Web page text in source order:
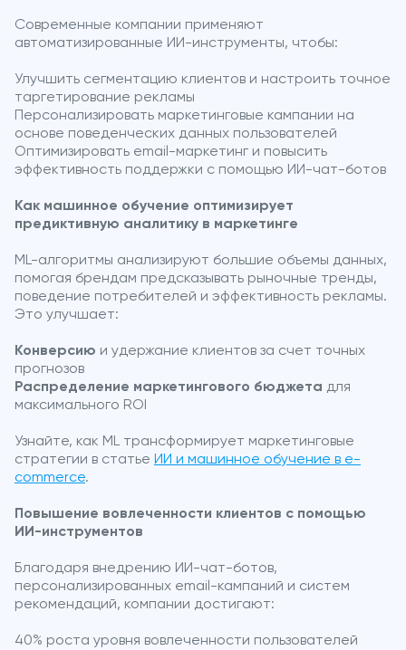
Современные компании применяют
автоматизированные ИИ-инструменты, чтобы:
Улучшить сегментацию клиентов и настроить точное
таргетирование рекламы
Персонализировать маркетинговые кампании на
основе поведенческих данных пользователей
Оптимизировать email-маркетинг и повысить
эффективность поддержки с помощью ИИ-чат-ботов
Как машинное обучение оптимизирует
предиктивную аналитику в маркетинге
ML-алгоритмы анализируют большие объемы данных,
помогая брендам предсказывать рыночные тренды,
поведение потребителей и эффективность рекламы.
Это улучшает:
Конверсию и удержание клиентов за счет точных
прогнозов
Распределение маркетингового бюджета для
максимального ROI
Узнайте, как ML трансформирует маркетинговые
стратегии в статье ИИ и машинное обучение в e-
commerce.
Повышение вовлеченности клиентов с помощью
ИИ-инструментов
Благодаря внедрению ИИ-чат-ботов,
персонализированных email-кампаний и систем
рекомендаций, компании достигают:
40% роста уровня вовлеченности пользователей